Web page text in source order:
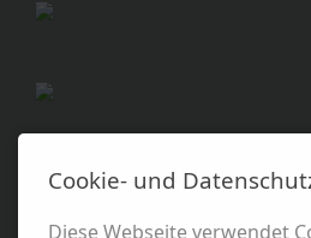
Cookie- und
Diese Webseite verwendet